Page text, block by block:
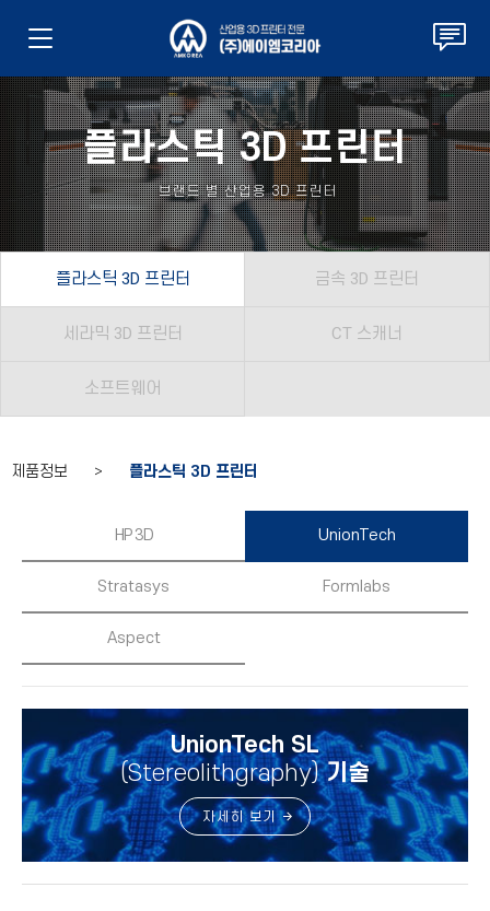
플라스틱 3D 프린터
브랜드 별 산업용 3D 프린터
플라스틱 3D 프린터 금속 3D 프린터
세라믹 3D 프린터 CT 스캐너
소프트웨어
제품정보 > 플라스틱 3D 프린터
HP 3D UnionTech
Stratasys Formlabs
Aspect
UnionTech SL
(Stereolithgraphy)기술
자세히 보기